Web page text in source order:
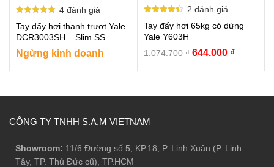
hạng
5.00
5 sao
4đánh giá
Tay đẩy hơi thanh trượt Yale
DCR3003SH – Slim SS
Ngừng kinh doanh
hạng
4.50
5 sao
2 đánh giá
Tay đẩy hơi 65kg có dừng
Yale Y603H
1.074.700₫ Giá
644.000 ₫Giá
CÔNG TY TNHH S.A.M VIETNAM
Showroom: 11/6 Đường số 5, KP.18, P. Linh Xuân (P. Linh
Tây, TP. Thủ Đức cũ), TP.HCM